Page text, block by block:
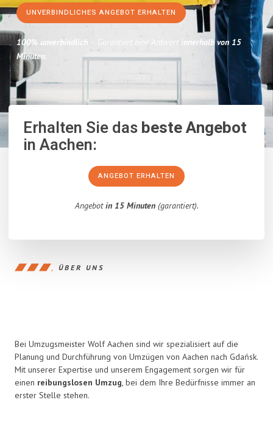
UNVERBINDLICHES ANGEBOT ERHALTEN
100% unverbindlich – Garantiert eine Antwort innerhalb von 15
Minuten.
Erhalten Sie dasbeste Angebot
in Aachen:
ANGEBOT ERHALTEN
Angebotin 15 Minuten(garantiert).
ÜBER UNS
Bei Umzugsmeister Wolf Aachen sind wir spezialisiert auf die
Planung und Durchführung von Umzügen von Aachen nach Gdańsk.
Mit unserer Expertise und unserem Engagement sorgen wir für
einen reibungslosen Umzug, bei dem Ihre Bedürfnisse immer an
erster Stelle stehen.